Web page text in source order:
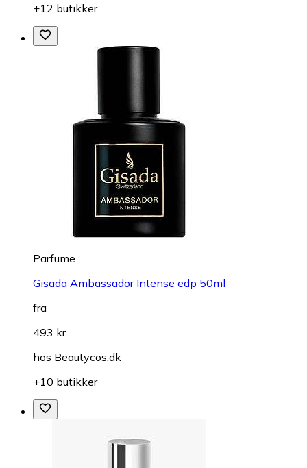
+12 butikker
Parfume
Gisada Ambassador Intense edp 50ml
fra
493 kr.
hos Beautycos.dk
+10 butikker